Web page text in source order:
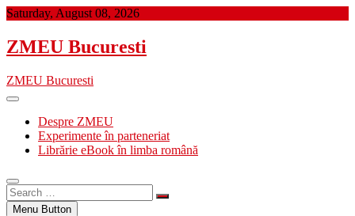
Skip
content
Saturday, August 08, 2026
ZMEU Bucuresti
ZMEU Bucuresti
Despre ZMEU
Experimente în parteneriat
Librărie eBook în limba română
Search
…Menu Button